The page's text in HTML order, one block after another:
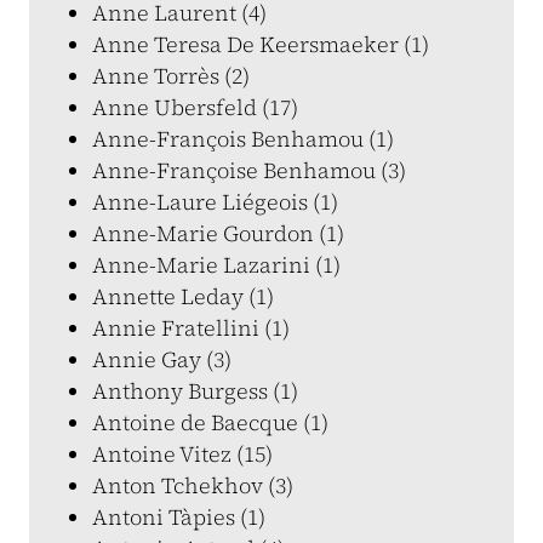
Anne Laurent (4)
Anne Teresa De Keersmaeker (1)
Anne Torrès (2)
Anne Ubersfeld (17)
Anne-François Benhamou (1)
Anne-Françoise Benhamou (3)
Anne-Laure Liégeois (1)
Anne-Marie Gourdon (1)
Anne-Marie Lazarini (1)
Annette Leday (1)
Annie Fratellini (1)
Annie Gay (3)
Anthony Burgess (1)
Antoine de Baecque (1)
Antoine Vitez (15)
Anton Tchekhov (3)
Antoni Tàpies (1)